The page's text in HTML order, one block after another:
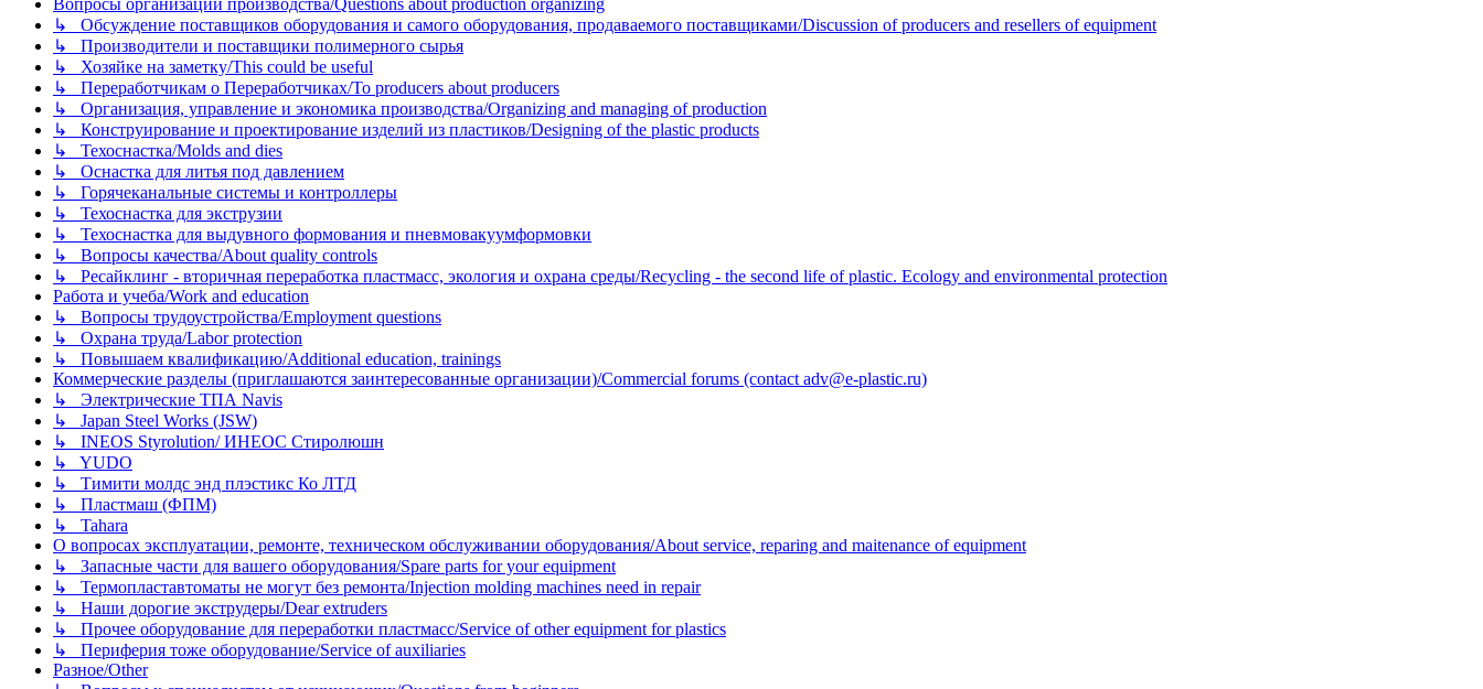
↳ Обсуждение поставщиков оборудования и самого оборудования, продаваемого поставщиками/Discussion of producers and resellers of equipment
↳ Производители и поставщики полимерного сырья
↳ Хозяйке на заметку/This could be useful
↳ Переработчикам о Переработчиках/To producers about producers
↳ Организация, управление и экономика производства/Organizing and managing of production
↳ Конструирование и проектирование изделий из пластиков/Designing of the plastic products
↳ Техоснастка/Molds and dies
↳ Оснастка для литья под давлением
↳ Горячеканальные системы и контроллеры
↳ Техоснастка для экструзии
↳ Техоснастка для выдувного формования и пневмовакуумформовки
↳ Вопросы качества/About quality controls
↳ Ресайклинг - вторичная переработка пластмасс, экология и охрана среды/Recycling - the second life of plastic. Ecology and environmental protection
Работа и учеба/Work and education
↳ Вопросы трудоустройства/Employment questions
↳ Охрана труда/Labor protection
↳ Повышаем квалификацию/Additional education, trainings
Коммерческие разделы (приглашаются заинтересованные организации)/Commercial forums (contact adv@e-plastic.ru)
↳ Электрические ТПА Navis
↳ Japan Steel Works (JSW)
↳ INEOS Styrolution/ ИНЕОС Стиролюшн
↳ YUDO
↳ Тимити молдс энд плэстикс Ко ЛТД
↳ Пластмаш (ФПМ)
↳ Tahara
О вопросах эксплуатации, ремонте, техническом обслуживании оборудования/About service, reparing and maitenance of equipment
↳ Запасные части для вашего оборудования/Spare parts for your equipment
↳ Термопластавтоматы не могут без ремонта/Injection molding machines need in repair
↳ Наши дорогие экструдеры/Dear extruders
↳ Прочее оборудование для переработки пластмасс/Service of other equipment for plastics
↳ Периферия тоже оборудование/Service of auxiliaries
Разное/Other